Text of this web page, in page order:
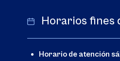
Horarios fines
Horario de atención